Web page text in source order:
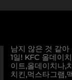
로
남지 않은 것 같아
1일! KFC 올데이
이트,올데이치나,
치킨,먹스타그램,